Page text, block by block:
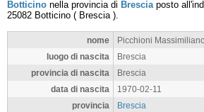
Botticino nella provincia di Bresciaposto
25082 Botticino ( Brescia).
nome
Picchioni Massimiliano
luogo di nascita
Brescia
provincia di nascita
Brescia
data di nascita
1970-02-11
provincia
Brescia